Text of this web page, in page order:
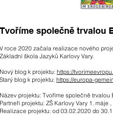
Tvoříme společně trvalou
V roce 2020 začala realizace nového
Základní škola Jazyků Karlovy Vary.
Nový blog k projektu: https://tvorimeevropu.
Starý blog k projektu: https://europa-
Název projektu: Tvoříme společně trvalou
Partneři projektu: ZŠ Karlovy Vary 1.
Realizace projektu: od 03.02.2020 do